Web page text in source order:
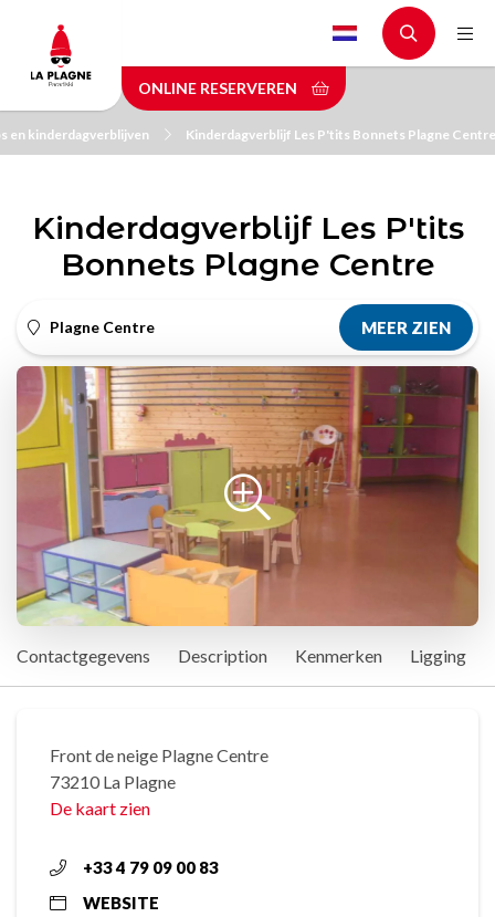
main
content
ONLINE RESERVEREN
en kinderdagverblijven Kinderdagverblijf Les P'tits Bonnets Plagne Centre
Kinderdagverblijf Les P'tits
Bonnets Plagne Centre
Plagne Centre MEER ZIEN
Contactgegevens Description Kenmerken Ligging
Front de neige Plagne Centre
73210 La Plagne
De kaart zien
+33 4 79 09 00 83
WEBSITE